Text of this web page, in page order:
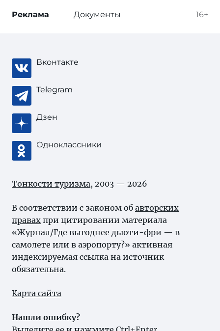
16+
Реклама Документы
Вконтакте
Telegram
Дзен
Одноклассники
Тонкости туризма, 2003 — 2026
В соответствии с законом об авторских
правах при цитировании материала
«Журнал/Где выгоднее дьюти-фри — в
самолете или в аэропорту?» активная
индексируемая ссылка на источник
обязательна.
Карта сайта
Нашли ошибку?